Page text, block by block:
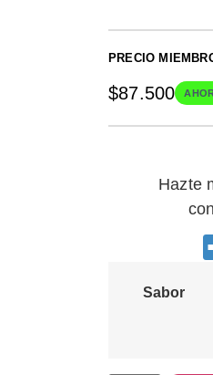
PRECIO
$87.500
Hazte
Sabor